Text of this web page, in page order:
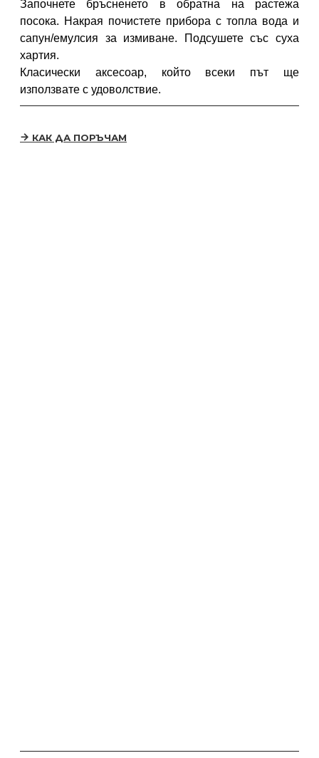
Започнете бръсненето в обратна на растежа
посока. Накрая почистете прибора с топла вода и
сапун/емулсия за измиване. Подсушете със суха
хартия.
Класически аксесоар, който всеки път ще
използвате с удоволствие.
КАК ДА ПОРЪЧАМ